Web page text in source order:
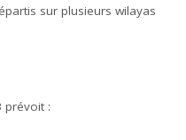
sur plusieurs wilayas
prévoit :